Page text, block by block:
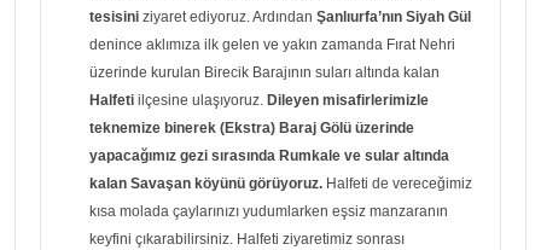
tesisini ziyaret ediyoruz. Ardından Şanlıurfa’nın Siyah Gül
denince aklımıza ilk gelen ve yakın zamanda Fırat Nehri
üzerinde kurulan Birecik Barajının suları altında kalan
Halfeti ilçesine ulaşıyoruz. Dileyen misafirlerimizle
teknemize binerek (Ekstra) Baraj Gölü üzerinde
yapacağımız gezi sırasında Rumkale ve sular altında
kalan Savaşan köyünü görüyoruz. Halfeti de vereceğimiz
kısa molada çaylarınızı yudumlarken eşsiz manzaranın
keyfini çıkarabilirsiniz. Halfeti ziyaretimiz sonrası